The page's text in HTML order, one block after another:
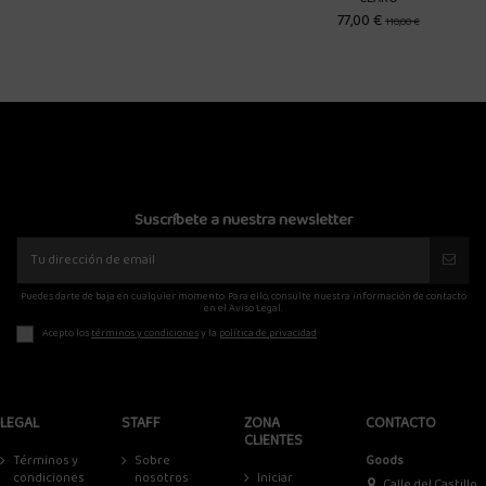
Suscríbete a nuestra newsletter
Puedes darte de baja en cualquier momento. Para ello, consulte nuestra información de contacto
en el Aviso Legal.
Acepto lostérminos y condicionesy la política de privacidad
LEGAL
Términos y
condiciones
STAFF
Sobre
nosotros
ZONA
CLIENTES
Iniciar
CONTACTO
Goods